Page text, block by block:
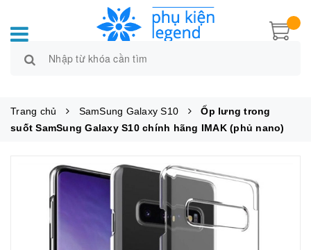
Trang chủ SamSung Galaxy S10
Ốp lưng trong
suốt SamSung Galaxy S10 chính hãng IMAK (phủ nano)